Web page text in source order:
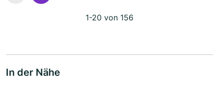
1-20 von 156
In der Nähe